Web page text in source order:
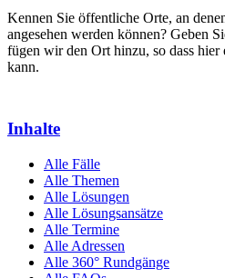
Kennen Sie öffentliche Orte, an
angesehen werden können? Geben
fügen wir den Ort hinzu, so dass hier
kann.
Inhalte
Alle Fälle
Alle Themen
Alle Lösungen
Alle Lösungsansätze
Alle Termine
Alle Adressen
Alle 360° Rundgänge